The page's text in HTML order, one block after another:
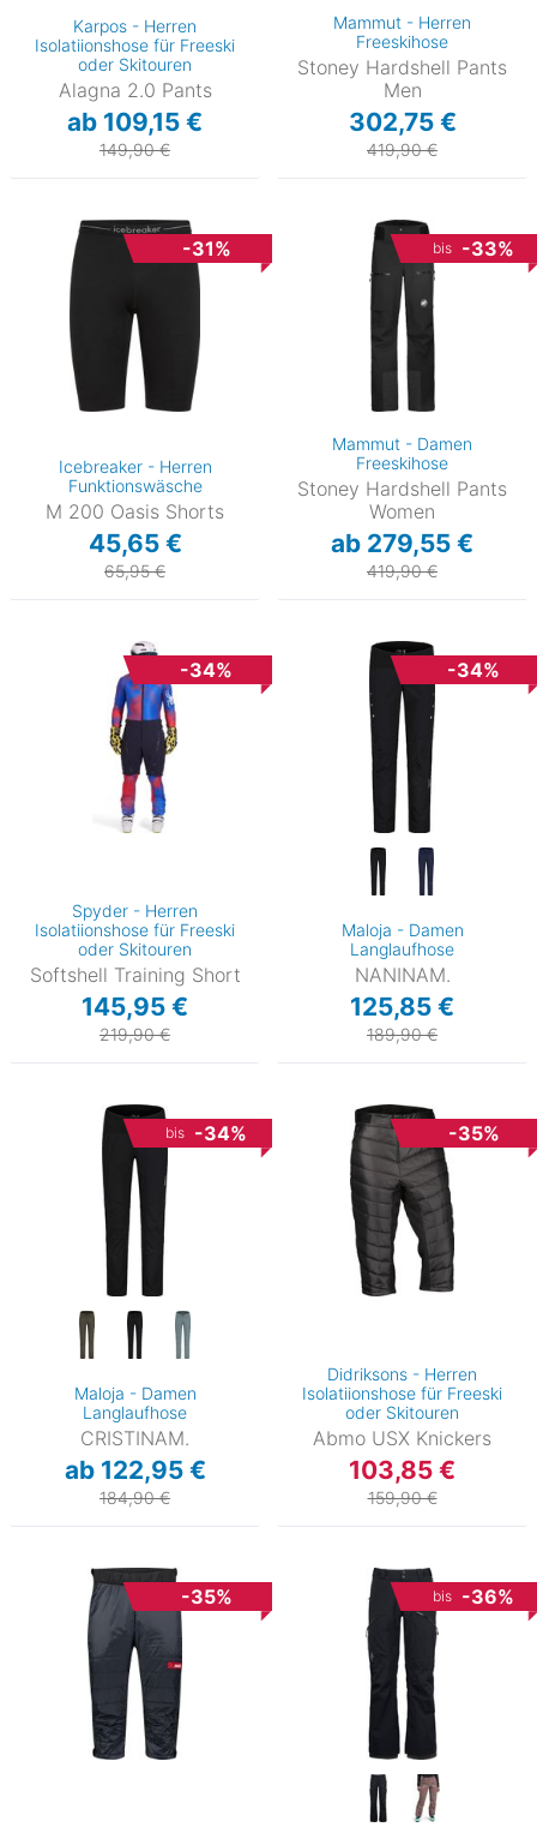
Karpos - Herren
Isolatiionshose für Freeski
oder Skitouren
Alagna 2.0 Pants
ab 109,15 €
149,90 €
Mammut - Herren
Freeskihose
Stoney Hardshell Pants
Men
302,75 €
419,90 €
-31%
Icebreaker - Herren
Funktionswäsche
M 200 Oasis Shorts
45,65 €
65,95 €
bis -33%
Mammut - Damen
Freeskihose
Stoney Hardshell Pants
Women
ab 279,55 €
419,90 €
-34%
Spyder - Herren
Isolatiionshose für Freeski
oder Skitouren
Softshell Training Short
145,95 €
219,90 €
-34%
Maloja - Damen
Langlaufhose
NANINAM.
125,85 €
189,90 €
bis -34%
Maloja - Damen
Langlaufhose
CRISTINAM.
ab 122,95 €
184,90 €
-35%
Didriksons - Herren
Isolatiionshose für Freeski
oder Skitouren
Abmo USX Knickers
103,85 €
159,90 €
-35% bis -36%